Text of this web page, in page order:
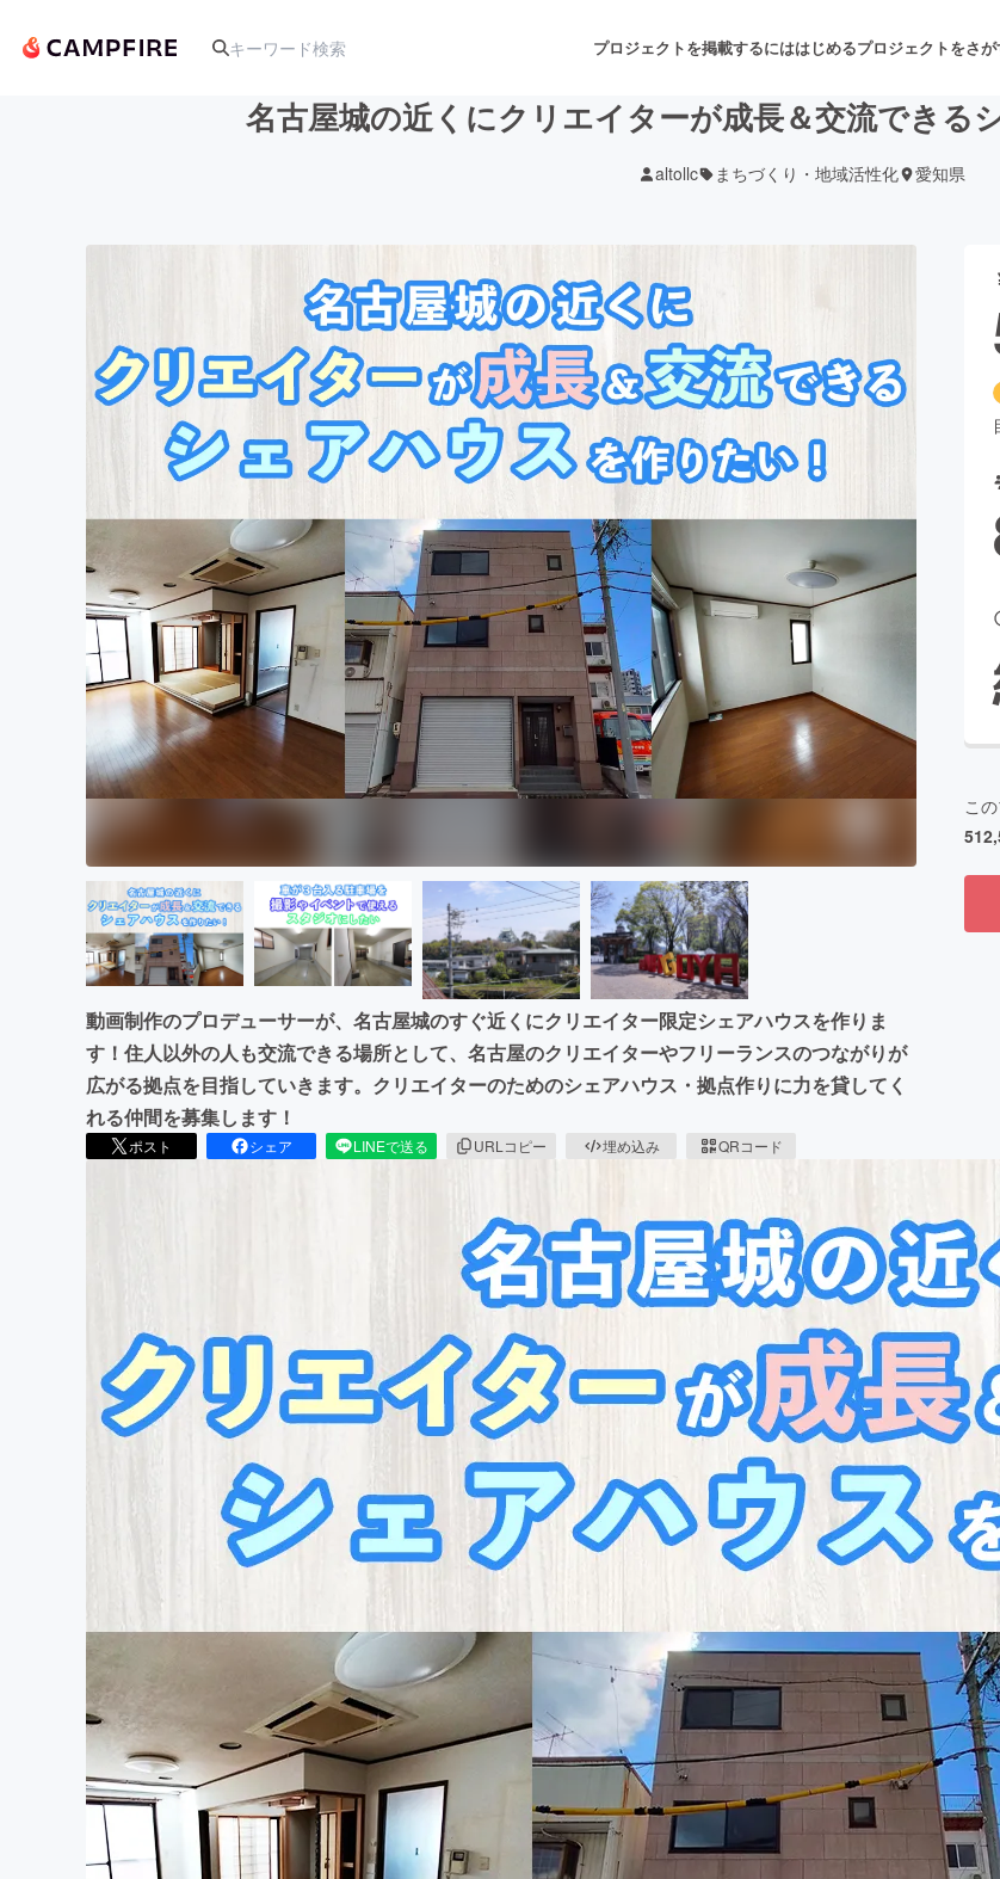
プロジェクトを掲載するにははじめるプロジェクトをさが
アート・写真 音楽 舞台・パフォ
テクノロジー・ガジェット ゲーム・サービス開発 フード・飲食店
映像・映画 書籍・雑誌出版
ビジネス・起業 チャレンジ ビューティー
まちづくり・地域活性化
CAMPFIRE for Social Good
CAMPFIREふるさと納税machi-ya
名古屋城の近くにクリエイターが成長＆交流できる
altollc まちづくり・地域活性化 愛知県
動画制作のプロデューサーが、名古屋城のすぐ近くにクリエイター限定シェアハウスを作りま
す！住人以外の人も交流できる場所として、名古屋のクリエイターやフリーランスのつながりが
広がる拠点を目指していきます。クリエイターのためのシェアハウス・拠点作りに力を貸してく
れる仲間を募集します！
ポスト シェア LINEで送る URLコピー 埋め込み QRコード
こ